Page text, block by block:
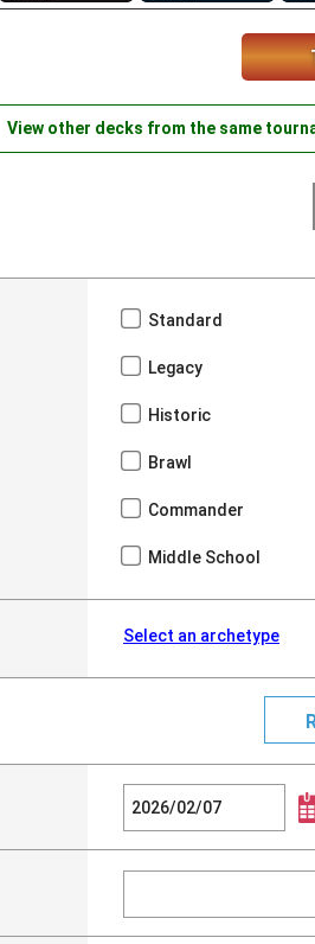
View other decks from the same
Standard
Legacy
Historic
Brawl
Commander
Middle School
Select an archetype